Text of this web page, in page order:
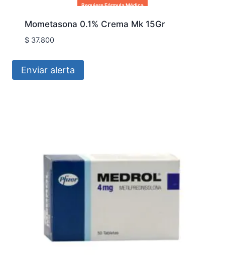
Requiere Fórmula Médica
Mometasona 0.1% Crema Mk 15Gr
$37.800
Enviar alerta